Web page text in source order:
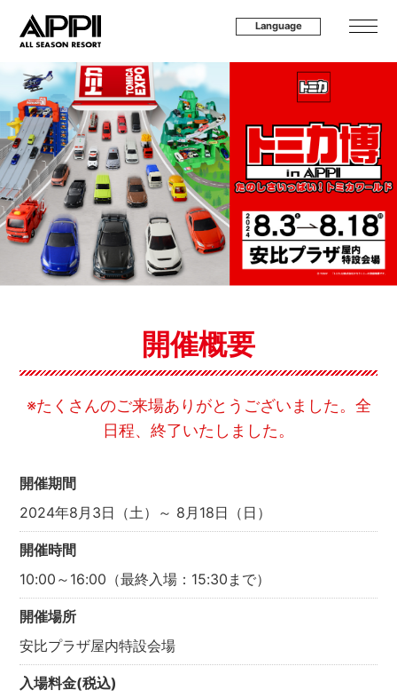
Language
開催概要
※たくさんのご来場ありがとうございました。全
日程、終了いたしました。
開催期間
2024年8月3日（土）～ 8月18日（日）
開催時間
10:00～16:00（最終入場：15:30まで）
開催場所
安比プラザ屋内特設会場
入場料金(税込)